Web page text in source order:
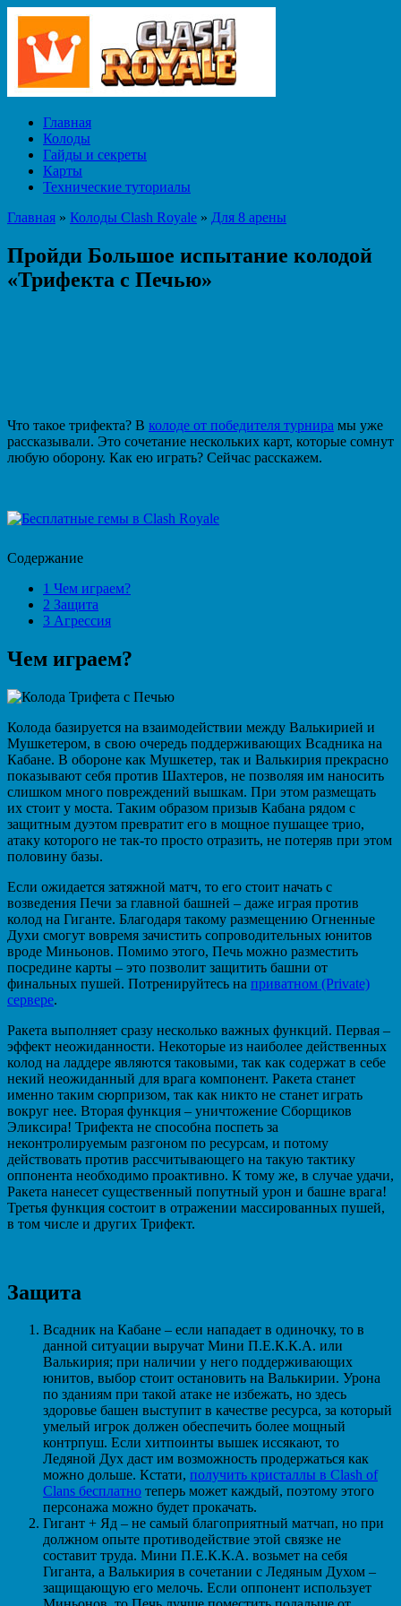
Главная
Колоды
Гайды и секреты
Карты
Технические туториалы
Главная » Колоды Clash Royale » Для 8 арены
Пройди Большое испытание колодой
«Трифекта с Печью»
Что такое трифекта? В колоде от победителя турнира мы уже
рассказывали. Это сочетание нескольких карт, которые сомнут
любую оборону. Как ею играть? Сейчас расскажем.
Содержание
1 Чем играем?
2 Защита
3 Агрессия
Чем играем?
Колода базируется на взаимодействии между Валькирией и
Мушкетером, в свою очередь поддерживающих Всадника на
Кабане. В обороне как Мушкетер, так и Валькирия прекрасно
показывают себя против Шахтеров, не позволяя им наносить
слишком много повреждений вышкам. При этом размещать
их стоит у моста. Таким образом призыв Кабана рядом с
защитным дуэтом превратит его в мощное пушащее трио,
атаку которого не так-то просто отразить, не потеряв при этом
половину базы.
Если ожидается затяжной матч, то его стоит начать с
возведения Печи за главной башней – даже играя против
колод на Гиганте. Благодаря такому размещению Огненные
Духи смогут вовремя зачистить сопроводительных юнитов
вроде Миньонов. Помимо этого, Печь можно разместить
посредине карты – это позволит защитить башни от
финальных пушей. Потренируйтесь на приватном (Private)
сервере.
Ракета выполняет сразу несколько важных функций. Первая –
эффект неожиданности. Некоторые из наиболее действенных
колод на ладдере являются таковыми, так как содержат в себе
некий неожиданный для врага компонент. Ракета станет
именно таким сюрпризом, так как никто не станет играть
вокруг нее. Вторая функция – уничтожение Сборщиков
Эликсира! Трифекта не способна поспеть за
неконтролируемым разгоном по ресурсам, и потому
действовать против рассчитывающего на такую тактику
оппонента необходимо проактивно. К тому же, в случае удачи,
Ракета нанесет существенный попутный урон и башне врага!
Третья функция состоит в отражении массированных пушей,
в том числе и других Трифект.
Защита
Всадник на Кабане – если нападает в одиночку, то в
данной ситуации выручат Мини П.Е.К.К.А. или
Валькирия; при наличии у него поддерживающих
юнитов, выбор стоит остановить на Валькирии. Урона
по зданиям при такой атаке не избежать, но здесь
здоровье башен выступит в качестве ресурса, за который
умелый игрок должен обеспечить более мощный
контрпуш. Если хитпоинты вышек иссякают, то
Ледяной Дух даст им возможность продержаться как
можно дольше. Кстати, получить кристаллы в Clash of
Clans бесплатно теперь может каждый, поэтому этого
персонажа можно будет прокачать.
Гигант + Яд – не самый благоприятный матчап, но при
должном опыте противодействие этой связке не
составит труда. Мини П.Е.К.К.А. возьмет на себя
Гиганта, а Валькирия в сочетании с Ледяным Духом –
защищающую его мелочь. Если оппонент использует